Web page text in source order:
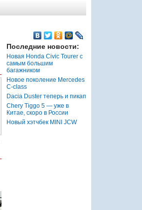
Последние новости:
Новая Honda Civic Tourer с
самым большим
багажником
Новое поколение Mercedes
C-class
Dacia Duster теперь и пикап
Chery Tiggo 5 — уже в
Китае, скоро в России
Новый хэтчбек MINI JCW